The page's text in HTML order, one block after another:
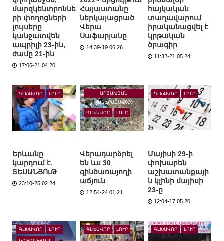
մարզկենտրոննե
րի փողոցների
լույսերը
կանջատվեն
ապրիլի 23-ին,
ժամը 21-ին
17:06-21.04.20
Հայաստանը
ներկայացրած
Վերա
Սաֆարյանը
14:39-19.06.26
հայկական
տաղավարում
իրականացվել է
կրթական
ծրագիր
11:32-21.05.24
ԳԼԽԱՎՈՐ ԼՈՒՐ
Երևանը
կարդում է.
ՏԵՍԱՆՅՈւԹ
23:10-25.02.24
ԱՐՑԱԽՅԱՆ
ՊԱՏԵՐԱԶՄ-2020
ԳԼԽԱՎՈՐ ԼՈՒՐ
Վերադարձրել
են ևս 30
զինծառայողի
աճյուն
12:54-24.01.21
ԳԼԽԱՎՈՐ ԼՈՒՐ
Մայիսի 29-ի
փոխարեն
աշխատանքայի
ն կլինի մայիսի
23-ը
12:04-17.05.20
ԳԼԽԱՎՈՐ ԼՈՒՐ ԳԼԽԱՎՈՐ ԼՈՒՐ ԳԼԽԱՎՈՐ ԼՈՒՐ